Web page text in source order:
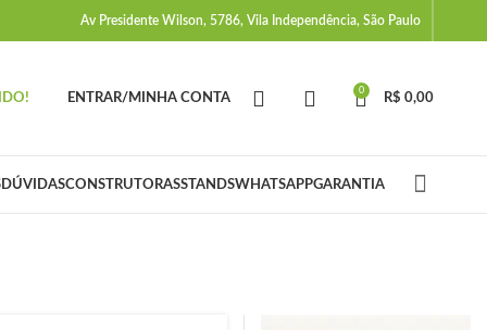
Av Presidente Wilson, 5786, Vila Independência, São Paulo
ENTRAR/MINHA CONTA
0
R$ 0,00
DÚVIDASCONSTRUTORASSTANDSWHATSAPPGARANTIA